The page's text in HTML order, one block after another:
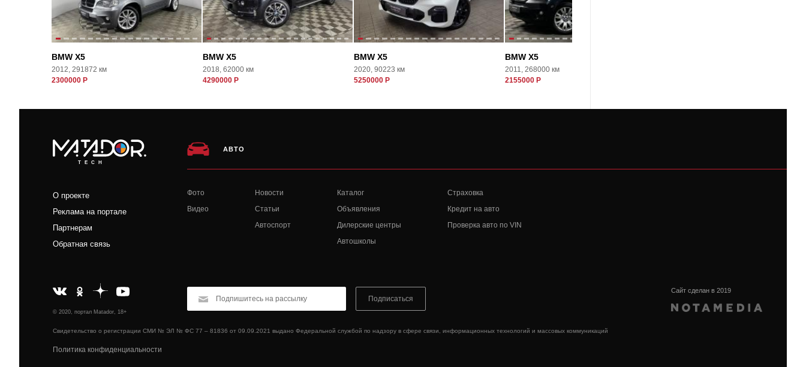
BMW X5
2012, 291872 км
2300000 Р
BMW X5
2018, 62000 км
4290000 Р
BMW X5
2020, 90223 км
5250000 Р
BMW X5
2011, 268000 км
2155000 Р
TECH
О проекте
Реклама на портале
Партнерам
Обратная связь
АВТО
Фото
Видео
Новости
Статьи
Автоспорт
Каталог
Объявления
Дилерские центры
Автошколы
Страховка
Кредит на авто
Проверка авто по VIN
© 2020, портал Matador, 18+
Свидетельство о регистрации СМИ № ЭЛ № ФС 77 – 81836 от 09.09.2021 выдано Федеральной службой по надзору в сфере связи, информационных технологий и массовых коммуникаций
Политика конфиденциальности
Подписаться
Сайт сделан в 2019